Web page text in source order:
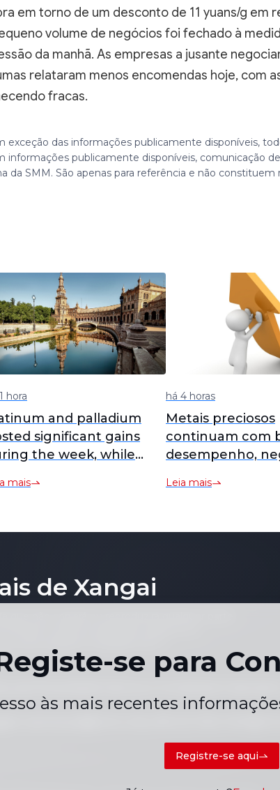
em torno de um desconto de 11 yuans/g em
volume de negócios foi fechado à
da manhã. As empresas a jusante
relataram menos encomendas hoje, com
fracas.
exceção das informações publicamente disponíveis,
informações publicamente disponíveis, comunicação
da SMM. São apenas para referência e não
hora
and palladium
significant gains
the week, while
sluggish [SMM
mais
há 4 horas
Metais preciosos
continuam com
desempenho,
permanece lenta
Leia mais
se para
às mais recentes
Registre-se aqui
de Xangai